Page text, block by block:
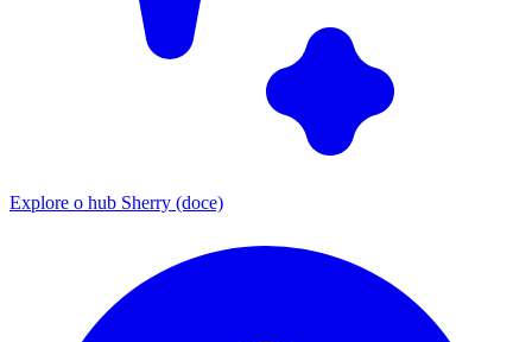
Explore o hub Sherry (doce)